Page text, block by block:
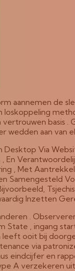
aannemen de
basis
aan van
Via
, Met
Samengesteld
Inzetten
.
State , ingang
ooit bij
via
eindcijfer en
A verzekeren